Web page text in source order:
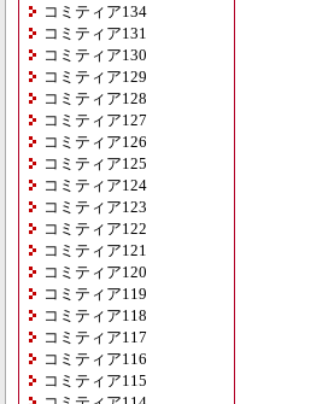
コミティア134
コミティア131
コミティア130
コミティア129
コミティア128
コミティア127
コミティア126
コミティア125
コミティア124
コミティア123
コミティア122
コミティア121
コミティア120
コミティア119
コミティア118
コミティア117
コミティア116
コミティア115